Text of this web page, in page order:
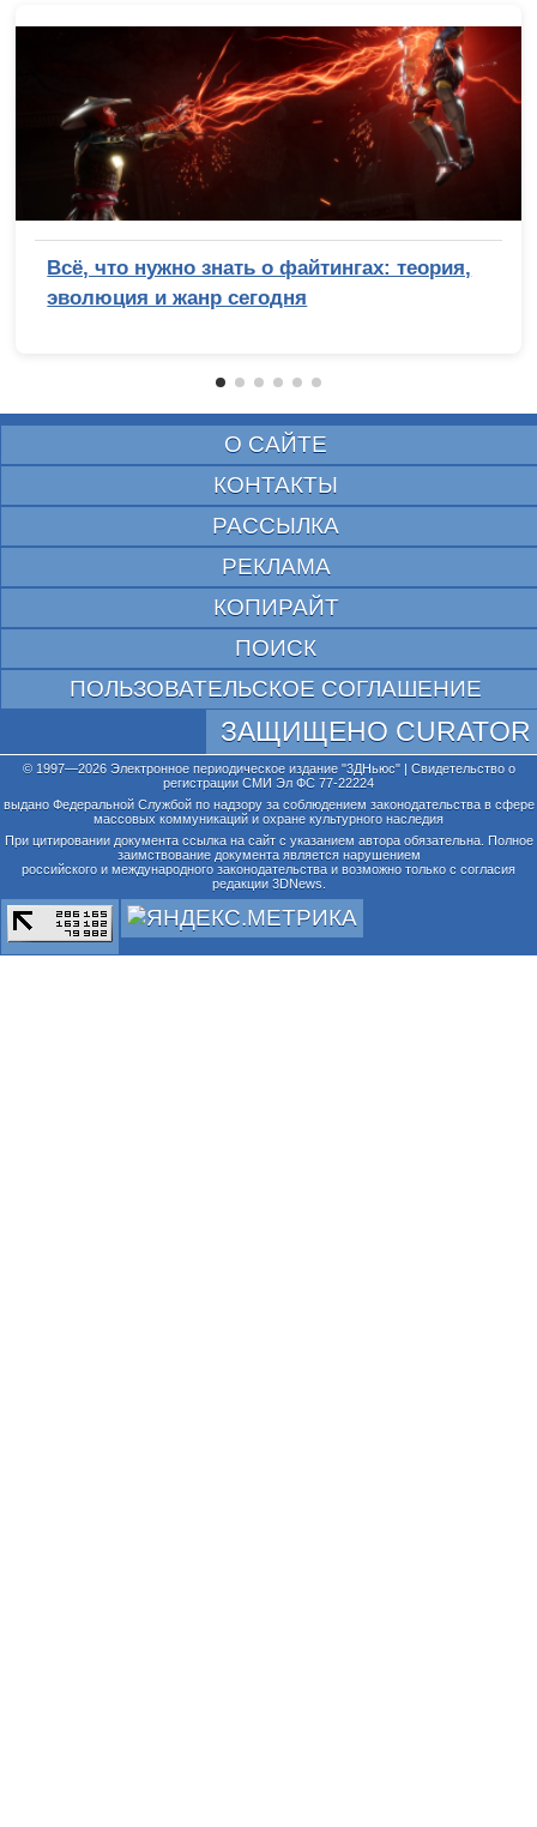
Всё, что нужно знать о файтингах: теория,
эволюция и жанр сегодня
О САЙТЕ
КОНТАКТЫ
РАССЫЛКА
РЕКЛАМА
КОПИРАЙТ
ПОИСК
ПОЛЬЗОВАТЕЛЬСКОЕ СОГЛАШЕНИЕ
ЗАЩИЩЕНО CURATOR
© 1997—2026 Электронное периодическое издание "3ДНьюс" | Свидетельство о
регистрации СМИ Эл ФС 77-22224
выдано Федеральной Службой по надзору за соблюдением законодательства в сфере
массовых коммуникаций и охране культурного наследия
При цитировании документа ссылка на сайт с указанием автора обязательна. Полное
заимствование документа является нарушением
российского и международного законодательства и возможно только с согласия
редакции 3DNews.